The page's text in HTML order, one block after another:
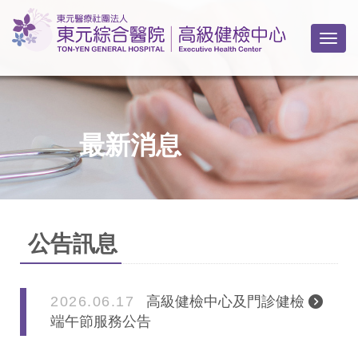
最新消息
公告訊息
2026.06.17
高級健檢中心及門診健檢
端午節服務公告